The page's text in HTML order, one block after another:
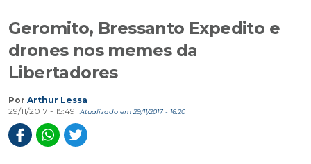
Geromito, Bressanto Expedito e
drones nos memes da
Libertadores
Por Arthur Lessa
29/11/2017 - 15:49
Atualizado em 29/11/2017 - 16:20